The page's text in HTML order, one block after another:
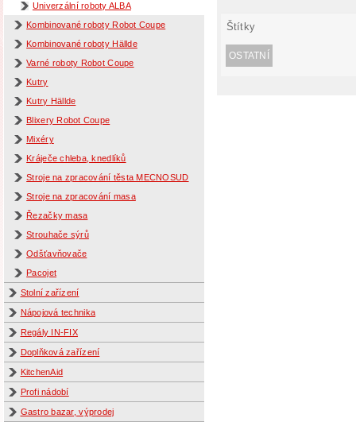
Univerzální roboty ALBA
Kombinované roboty Robot Coupe
Kombinované roboty Hällde
Varné roboty Robot Coupe
Kutry
Kutry Hällde
Blixery Robot Coupe
Mixéry
Kráječe chleba, knedlíků
Stroje na zpracování těsta MECNOSUD
Stroje na zpracování masa
Řezačky masa
Strouhače sýrů
Odšťavňovače
Pacojet
Stolní zařízení
Nápojová technika
Regály IN-FIX
Doplňková zařízení
KitchenAid
Profi nádobí
Gastro bazar, výprodej
Štítky
OSTATNÍ